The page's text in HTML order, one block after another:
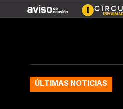
ÚLTIMAS NOTICIAS